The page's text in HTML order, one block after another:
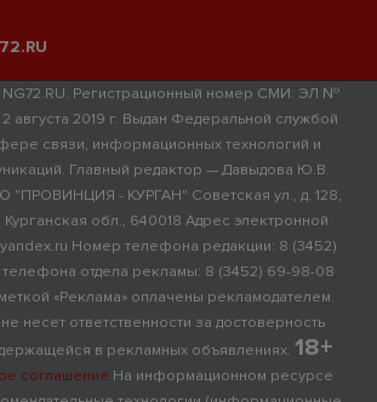
NG72.RU. Регистрационный номер СМИ: ЭЛ №
августа 2019 г. Выдан Федеральной службой
связи, информационных технологий и
Главный редактор — Давыдова Ю.В.
"ПРОВИНЦИЯ - КУРГАН" Советская ул., д. 128,
обл., 640018 Адрес электронной
Номер телефона редакции: 8 (3452)
отдела рекламы: 8 (3452) 69-98-08
«Реклама» оплачены рекламодателем.
несет ответственности за достоверность
в рекламных объявлениях. 18+
соглашение На информационном ресурсе